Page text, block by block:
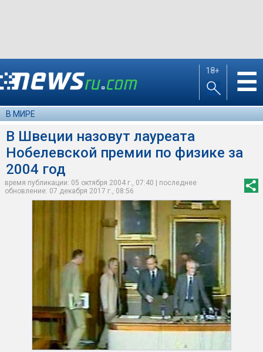
18+ ☰
В МИРЕ
В Швеции назовут лауреата
Нобелевской премии по физике за
2004 год
время публикации: 05 октября 2004 г., 07:40 | последнее
обновление: 07 декабря 2017 г., 08:56